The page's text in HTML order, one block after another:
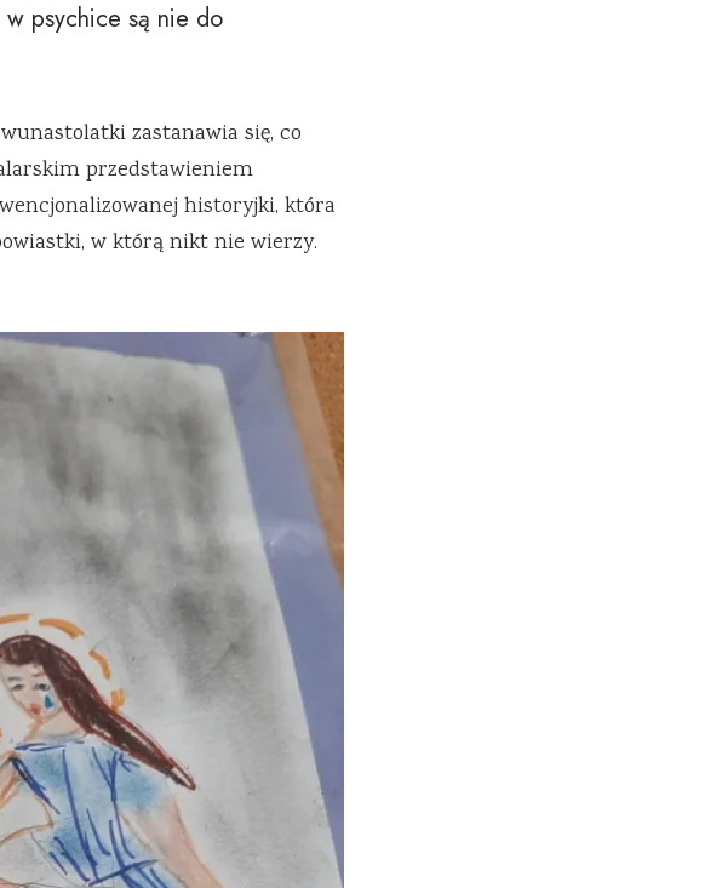
psychice są nie do
zastanawia się, co
przedstawieniem
historyjki, która
w którą nikt nie wierzy.